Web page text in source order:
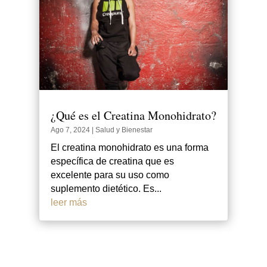
¿Qué es el Creatina Monohidrato?
Ago 7, 2024| Salud y Bienestar
El creatina monohidrato es una forma
específica de creatina que es
excelente para su uso como
suplemento dietético. Es...
leer más